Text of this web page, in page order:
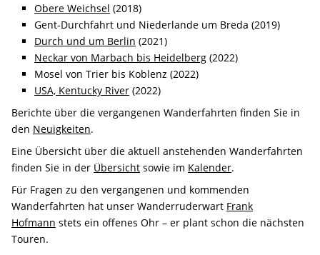
Obere Weichsel (2018)
Gent-Durchfahrt und Niederlande um Breda (2019)
Durch und um Berlin (2021)
Neckar von Marbach bis Heidelberg (2022)
Mosel von Trier bis Koblenz (2022)
USA, Kentucky River (2022)
Berichte über die vergangenen Wanderfahrten finden Sie in
den Neuigkeiten.
Eine Übersicht über die aktuell anstehenden Wanderfahrten
finden Sie in der Übersicht sowie im Kalender.
Für Fragen zu den vergangenen und kommenden
Wanderfahrten hat unser Wanderruderwart Frank
Hofmann stets ein offenes Ohr – er plant schon die nächsten
Touren.